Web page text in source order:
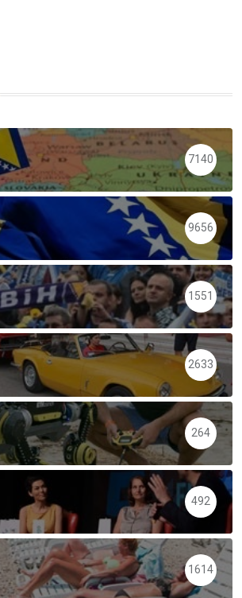
7140
9656
1551
2633
264
492
1614